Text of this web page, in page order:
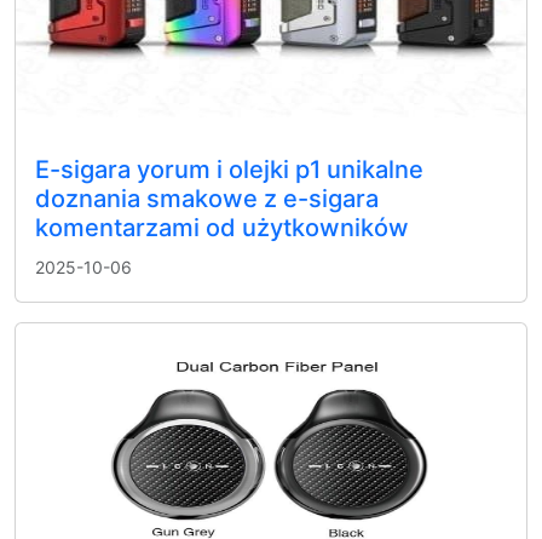
E-sigara yorum i olejki p1 unikalne
doznania smakowe z e-sigara
komentarzami od użytkowników
2025-10-06